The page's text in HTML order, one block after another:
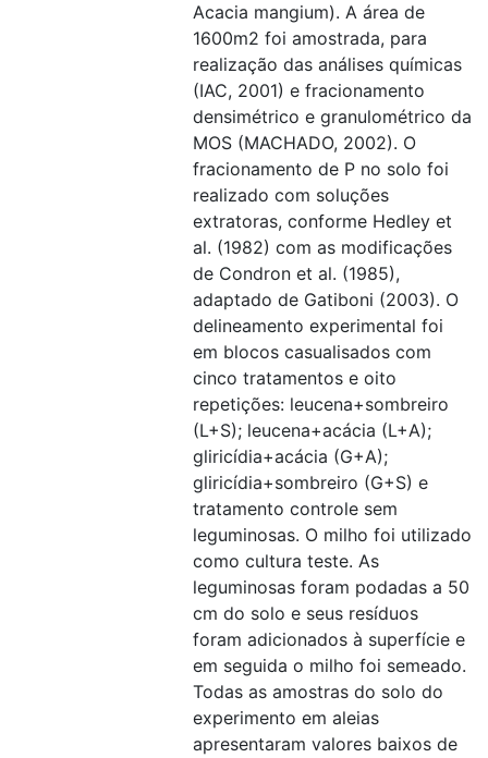
Acacia mangium). A área de
1600m2 foi amostrada, para
realização das análises químicas
(IAC, 2001) e fracionamento
densimétrico e granulométrico da
MOS (MACHADO, 2002). O
fracionamento de P no solo foi
realizado com soluções
extratoras, conforme Hedley et
al. (1982) com as modificações
de Condron et al. (1985),
adaptado de Gatiboni (2003). O
delineamento experimental foi
em blocos casualisados com
cinco tratamentos e oito
repetições: leucena+sombreiro
(L+S); leucena+acácia (L+A);
gliricídia+acácia (G+A);
gliricídia+sombreiro (G+S) e
tratamento controle sem
leguminosas. O milho foi utilizado
como cultura teste. As
leguminosas foram podadas a 50
cm do solo e seus resíduos
foram adicionados à superfície e
em seguida o milho foi semeado.
Todas as amostras do solo do
experimento em aleias
apresentaram valores baixos de